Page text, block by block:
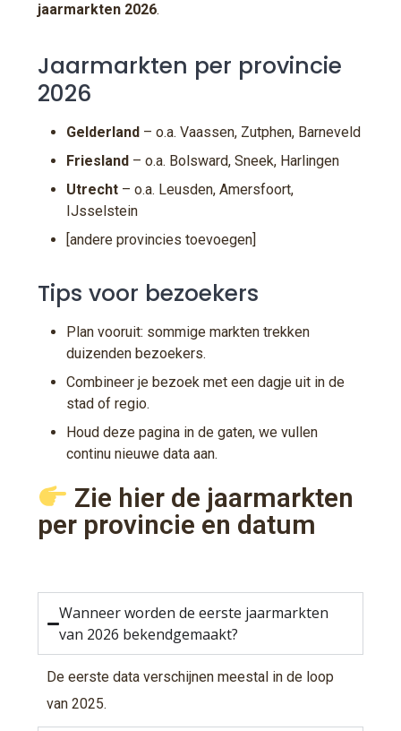
jaarmarkten 2026.
Jaarmarkten per provincie
2026
Gelderland – o.a. Vaassen, Zutphen, Barneveld
Friesland – o.a. Bolsward, Sneek, Harlingen
Utrecht – o.a. Leusden, Amersfoort,
IJsselstein
[andere provincies toevoegen]
Tips voor bezoekers
Plan vooruit: sommige markten trekken
duizenden bezoekers.
Combineer je bezoek met een dagje uit in de
stad of regio.
Houd deze pagina in de gaten, we vullen
continu nieuwe data aan.
Zie hier de jaarmarkten
per provincie en datum
Wanneer worden de eerste jaarmarkten
van 2026 bekendgemaakt?
De eerste data verschijnen meestal in de loop
van 2025.